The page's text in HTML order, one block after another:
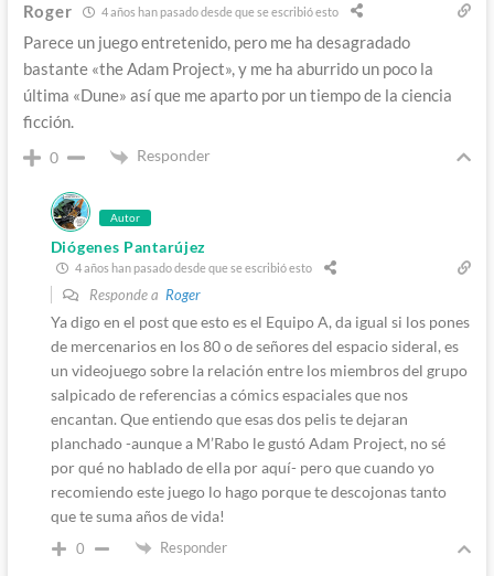
Roger 4 años han pasado desde que se escribió esto
Parece un juego entretenido, pero me ha desagradado
bastante «the Adam Project», y me ha aburrido un poco la
última «Dune» así que me aparto por un tiempo de la ciencia
ficción.
0 Responder
Autor
Diógenes Pantarújez
4 años han pasado desde que se escribió esto
Responde a Roger
Ya digo en el post que esto es el Equipo A, da igual si los pones
de mercenarios en los 80 o de señores del espacio sideral, es
un videojuego sobre la relación entre los miembros del grupo
salpicado de referencias a cómics espaciales que nos
encantan. Que entiendo que esas dos pelis te dejaran
planchado -aunque a M’Rabo le gustó Adam Project, no sé
por qué no hablado de ella por aquí- pero que cuando yo
recomiendo este juego lo hago porque te descojonas tanto
que te suma años de vida!
0 Responder